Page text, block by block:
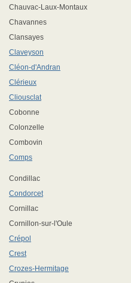
Chauvac-Laux-Montaux
Chavannes
Clansayes
Claveyson
Cléon-d'Andran
Clérieux
Cliousclat
Cobonne
Colonzelle
Combovin
Comps
Condillac
Condorcet
Cornillac
Cornillon-sur-l'Oule
Crépol
Crest
Crozes-Hermitage